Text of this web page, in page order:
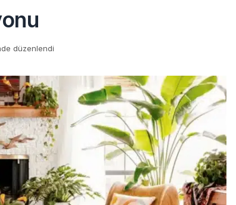
düzenlendi